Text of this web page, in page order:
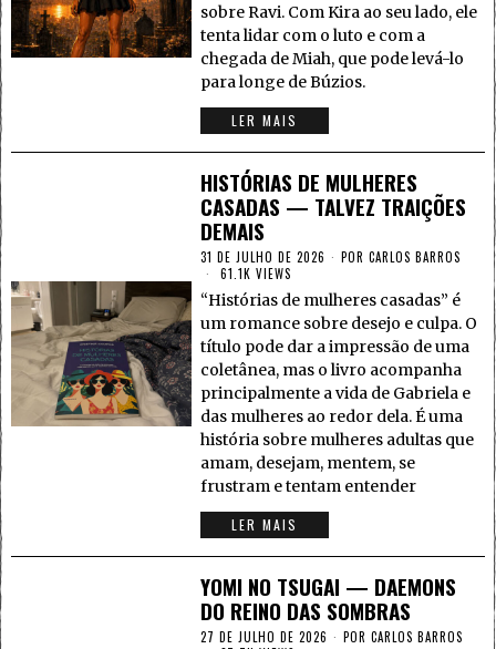
sobre Ravi. Com Kira ao seu lado, ele
tenta lidar com o luto e com a
chegada de Miah, que pode levá-lo
para longe de Búzios.
LER MAIS
HISTÓRIAS DE MULHERES
CASADAS — TALVEZ TRAIÇÕES
DEMAIS
31 DE JULHO DE 2026 PORCARLOS BARROS
61.1K VIEWS
“Histórias de mulheres casadas” é
um romance sobre desejo e culpa. O
título pode dar a impressão de uma
coletânea, mas o livro acompanha
principalmente a vida de Gabriela e
das mulheres ao redor dela. É uma
história sobre mulheres adultas que
amam, desejam, mentem, se
frustram e tentam entender
LER MAIS
YOMI NO TSUGAI — DAEMONS
DO REINO DAS SOMBRAS
27 DE JULHO DE 2026 PORCARLOS BARROS